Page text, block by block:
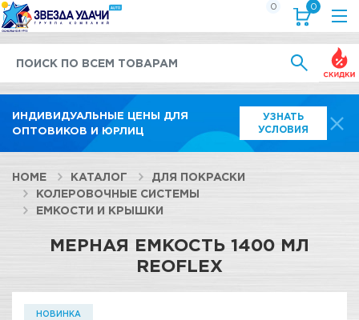
ИНДИВИДУАЛЬНЫЕ ЦЕНЫ ДЛЯ
ОПТОВИКОВ И ЮРЛИЦ
УЗНАТЬ
УСЛОВИЯ
0 0
HOME КАТАЛОГ
ДЛЯ ПОКРАСКИ
КОЛЕРОВОЧНЫЕ СИСТЕМЫ
ЕМКОСТИ И КРЫШКИ
МЕРНАЯ ЕМКОСТЬ 1400 МЛ
REOFLEX
НОВИНКА